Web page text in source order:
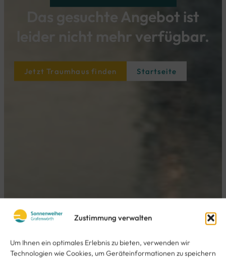
Zustimmung verwalten
Um Ihnen ein optimales Erlebnis zu bieten, verwenden wir
Technologien wie Cookies, um Geräteinformationen zu speichern
Das gesuchte Angebot ist
leider nicht mehr verfügbar.​
Jetzt Traumhaus finden Startseite